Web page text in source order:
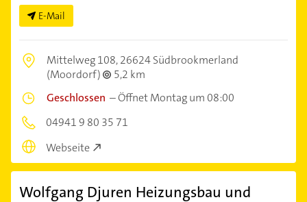
E-Mail
Mittelweg 108,26624 Südbrookmerland
(Moordorf)
5,2 km
Geschlossen –Öffnet Montag um 08:00
04941 9 80 35 71
Webseite
Wolfgang Djuren Heizungsbau und